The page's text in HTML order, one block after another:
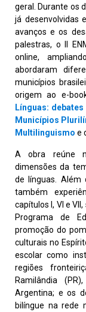
geral. Durante os
já desenvolvidas
avanços e os
palestras, o II
online,
abordaram
municípios
origem ao e-
Línguas:
Municípios
Multilinguismo e
A obra reúne
dimensões da
de línguas. Além
também
capítulos I, VI e
Programa de
promoção do
culturais no
escolar como
regiões
Ramilândia
Argentina; e os
bilíngue na rede